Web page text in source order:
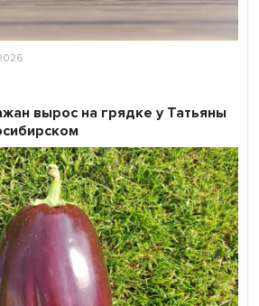
вырос на грядке у Татьяны